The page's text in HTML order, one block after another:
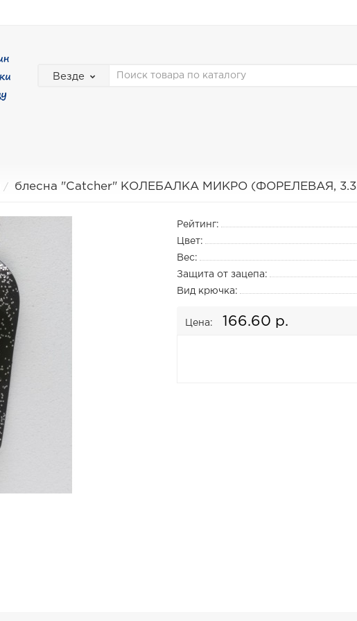
Везде
блесна "Catcher" КОЛЕБАЛКА МИКРО (ФОРЕЛЕВАЯ, 3.3г,
Рейтинг:
Цвет:
Вес:
Защита от зацепа:
Вид крючка:
Цена: 166.60 р.